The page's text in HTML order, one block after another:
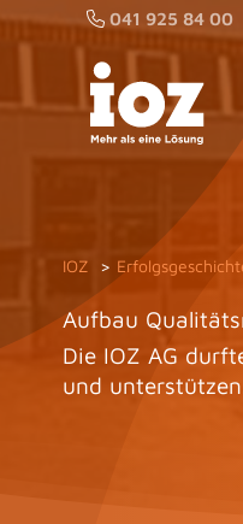
Inhalt
041 925 84 00
IOZ
Aufbau
Die IOZ AG
und